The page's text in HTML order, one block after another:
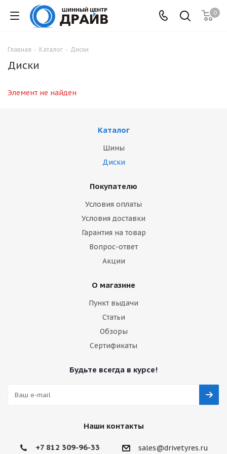
0
Главная - Каталог - Диски
Диски
Элемент не найден
Каталог
Шины
Диски
Покупателю
Условия оплаты
Условия доставки
Гарантия на товар
Вопрос-ответ
Акции
О магазине
Пункт выдачи
Статьи
Обзоры
Сертификаты
Будьте всегда в курсе!
Наши контакты
+7 812 309-96-33 sales@drivetyres.ru